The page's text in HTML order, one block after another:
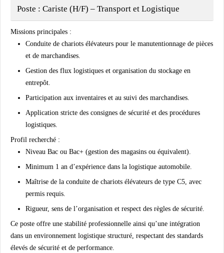
Poste : Cariste (H/F) – Transport et Logistique
Missions principales :
Conduite de chariots élévateurs pour le manutentionnage de pièces
et de marchandises.
Gestion des flux logistiques et organisation du stockage en
entrepôt.
Participation aux inventaires et au suivi des marchandises.
Application stricte des consignes de sécurité et des procédures
logistiques.
Profil recherché :
Niveau Bac ou Bac+ (gestion des magasins ou équivalent).
Minimum 1 an d’expérience dans la logistique automobile.
Maîtrise de la conduite de chariots élévateurs de type C5, avec
permis requis.
Rigueur, sens de l’organisation et respect des règles de sécurité.
Ce poste offre une stabilité professionnelle ainsi qu’une intégration
dans un environnement logistique structuré, respectant des standards
élevés de sécurité et de performance.